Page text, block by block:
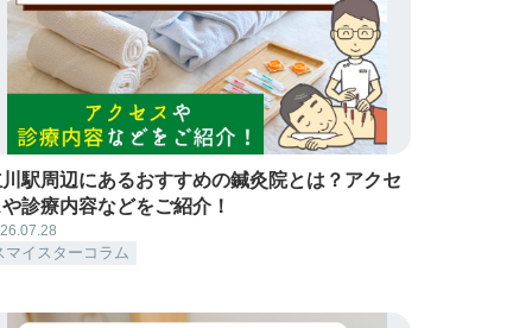
駅周辺にあるおすすめの鍼灸院とは？アクセ
診療内容などをご紹介！
マイスターコラム